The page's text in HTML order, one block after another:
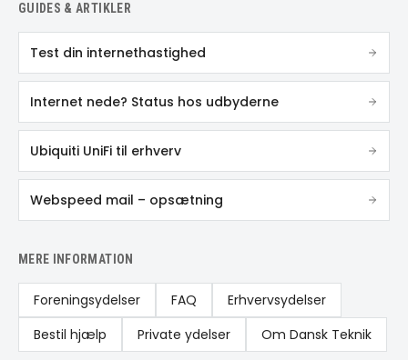
GUIDES & ARTIKLER
Test din internethastighed
Internet nede? Status hos udbyderne
Ubiquiti UniFi til erhverv
Webspeed mail – opsætning
MERE INFORMATION
Foreningsydelser FAQ
Erhvervsydelser
Bestil hjælp
Private ydelser Om Dansk Teknik